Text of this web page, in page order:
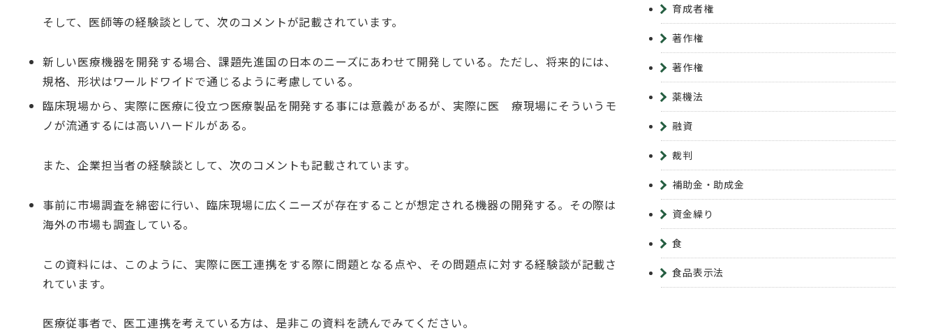
そして、医師等の経験談として、次のコメントが記載されています。
新しい医療機器を開発する場合、課題先進国の日本のニーズにあわせて開発している。ただし、将来的には、
規格、形状はワールドワイドで通じるように考慮している。
臨床現場から、実際に医療に役立つ医療製品を開発する事には意義があるが、実際に医 療現場にそういうモ
ノが流通するには高いハードルがある。
また、企業担当者の経験談として、次のコメントも記載されています。
事前に市場調査を綿密に行い、臨床現場に広くニーズが存在することが想定される機器の開発する。その際は
海外の市場も調査している。
この資料には、このように、実際に医工連携をする際に問題となる点や、その問題点に対する経験談が記載さ
れています。
医療従事者で、医工連携を考えている方は、是非この資料を読んでみてください。
育成者権
著作権
著作権
薬機法
融資
裁判
補助金・助成金
資金繰り
食
食品表示法